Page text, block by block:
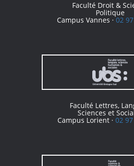
Faculté Droit &
Politique
Campus Vannes ·02
Faculté Lettres,
Sciences et
Campus Lorient · 02